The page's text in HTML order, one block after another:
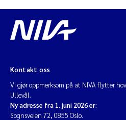
Kontakt oss
Vi gjør oppmerksom på at NIVA flytter
Ullevål.
Ny adresse fra 1. juni 2026 er:
Sognsveien 72, 0855 Oslo.